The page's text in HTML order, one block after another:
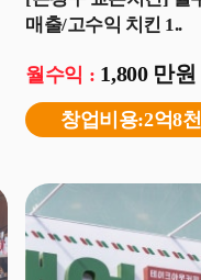
매출/고수익 치킨 1..
월수익 : 1,800 만원
창업비용:2억8